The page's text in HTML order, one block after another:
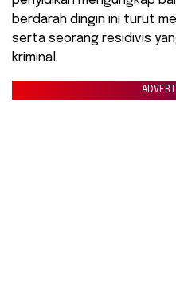
berdarah dingin ini turut
serta seorang residivis
kriminal.